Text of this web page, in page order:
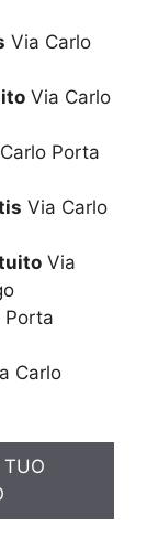
Via Carlo
Via Carlo
Porta
Via Carlo
Via
Porta
Carlo
TUO